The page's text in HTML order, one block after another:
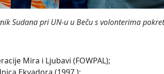
Sudana pri UN-u u Beču s volonterima pokreta
Mira i Ljubavi (FOWPAL);